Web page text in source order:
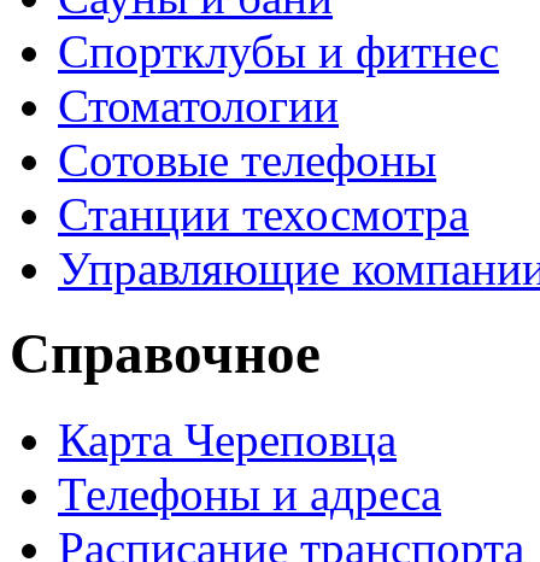
Спортклубы и фитнес
Стоматологии
Сотовые телефоны
Станции техосмотра
Управляющие
Справочное
Карта Череповца
Телефоны и адреса
Расписание транспорта